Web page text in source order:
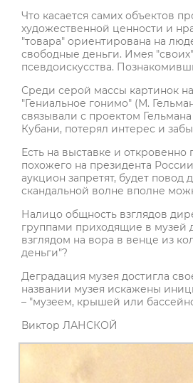
Что касается самих объектов
художественной ценности и
"товара" ориентирована на
свободные деньги. Имея
псевдоискусства.
Среди серой массы картинок
"Гениальное гонимо" (М.
связывали с проектом
Кубани, потерял интерес и
Есть на выставке и
похожего на президента
аукцион запретят, будет
скандальной волне вполне
Налицо общность взглядов
группами приходящие в музей
взглядом на вора в венце из
деньги"?
Деградация музея достигла
названии музея искажены
– "музеем, крышей или
Виктор ЛАНСКОЙ